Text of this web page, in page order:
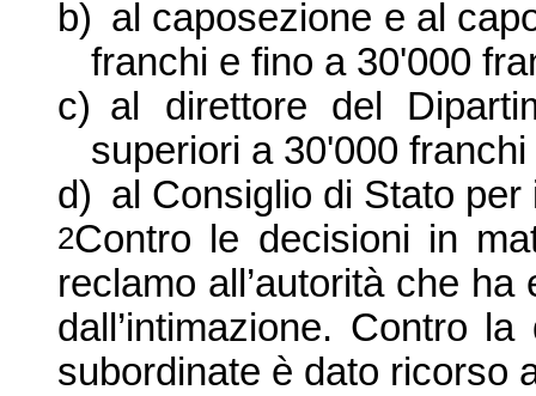
b) al caposezione e al
franchi e fino a 30'000
c) al direttore del
superiori a 30'000
d) al Consiglio di Stato
2Contro le decisioni in
reclamo all’autorità che
dall’intimazione. Contro
subordinate è dato ricorso